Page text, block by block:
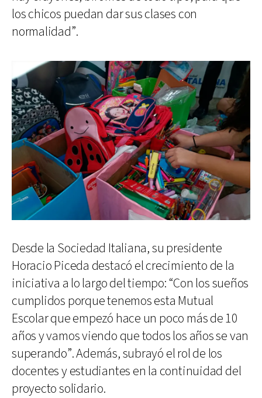
los chicos puedan dar sus clases con
normalidad”.
Desde la Sociedad Italiana, su presidente
Horacio Piceda destacó el crecimiento de la
iniciativa a lo largo del tiempo: “Con los sueños
cumplidos porque tenemos esta Mutual
Escolar que empezó hace un poco más de 10
años y vamos viendo que todos los años se van
superando”. Además, subrayó el rol de los
docentes y estudiantes en la continuidad del
proyecto solidario.